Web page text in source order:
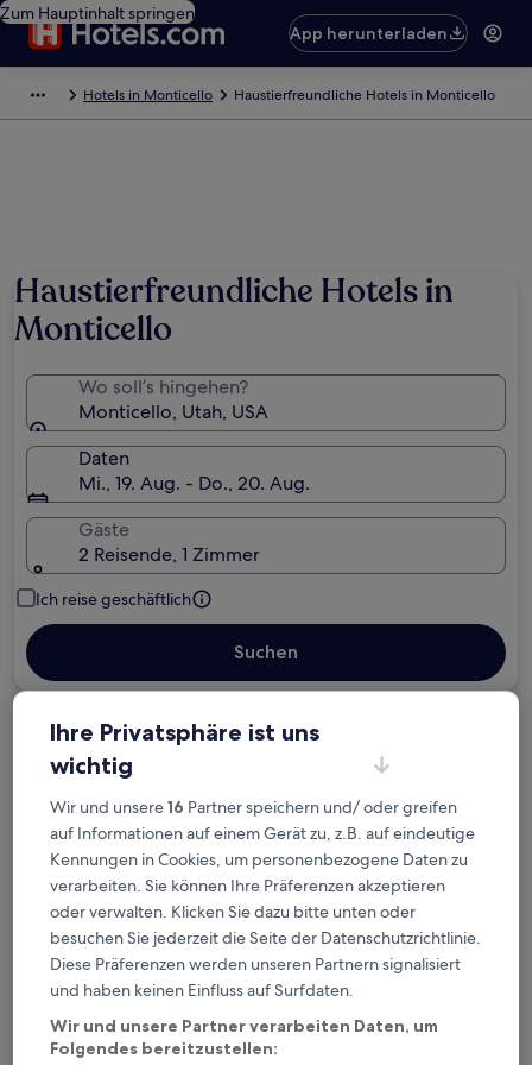
Zum Hauptinhalt springen
App herunterladen
Hotels in Monticello Haustierfreundliche Hotels in Monticello
Haustierfreundliche Hotels in
Monticello
Wo soll’s hingehen?
Monticello, Utah, USA
Daten
Mi., 19. Aug. - Do., 20. Aug.
Gäste
2 Reisende, 1 Zimmer
Ich reise geschäftlich
Suchen
Kostenlose Stornierung bei
Planänderungen
Verdiene Prämien für jede
wahrgenommene Übernachtung
Mehr sparen mit Preisen für Mitglieder
Überprüfe die Preise für diese Daten
Ihre Privatsphäre ist uns
wichtig
Wir und unsere16 Partner speichern und/ oder greifen
auf Informationen auf einem Gerät zu, z.B. auf eindeutige
Kennungen in Cookies, um personenbezogene Daten zu
verarbeiten. Sie können Ihre Präferenzen akzeptieren
oder verwalten. Klicken Sie dazu bitte unten oder
besuchen Sie jederzeit die Seite der Datenschutzrichtlinie.
Diese Präferenzen werden unseren Partnern signalisiert
und haben keinen Einfluss auf Surfdaten.
Wir und unsere Partner verarbeiten Daten, um
Folgendes bereitzustellen: